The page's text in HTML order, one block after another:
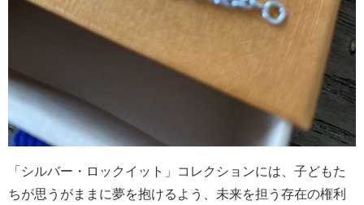
「シルバー・ロックイット」コレクションには、子どもた
ちが思うがままに夢を抱けるよう、未来を担う存在の権利